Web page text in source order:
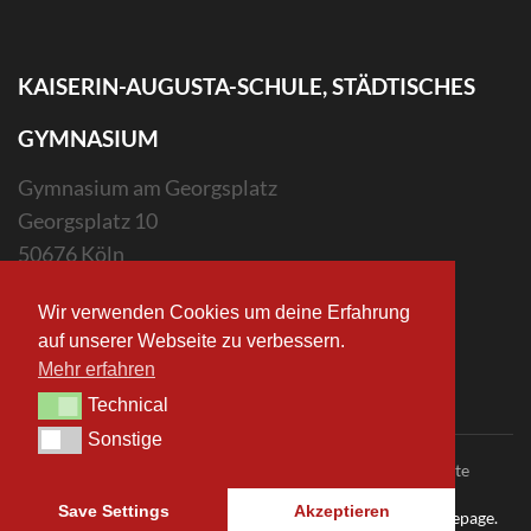
KAISERIN-AUGUSTA-SCHULE, STÄDTISCHES
GYMNASIUM
Gymnasium am Georgsplatz
Georgsplatz 10
50676 Köln
sekretariat.kas(at)stadt-koeln.de
Copyright ©2023 Kaiserin-Augusta-Schule. Alle Rechte
vorbehalten.
Made with ♥ by Herrn Haase and theArbeitsgruppe Homepage.
Wir verwenden Cookies um deine Erfahrung
auf unserer Webseite zu verbessern.
Mehr erfahren
TechnicalTechnical
SonstigeSonstige
Save Settings Akzeptieren